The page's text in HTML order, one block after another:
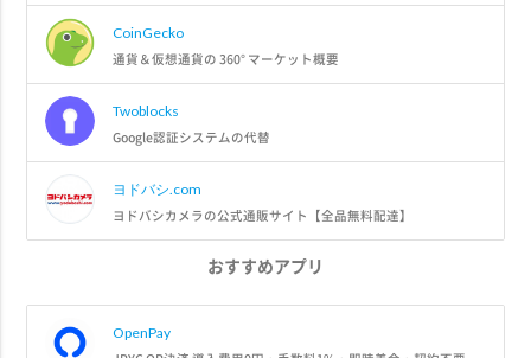
CoinGecko
通貨＆仮想通貨の 360° マーケット概要
Twoblocks
Google認証システムの代替
ヨドバシ.com
ヨドバシカメラの公式通販サイト【全品無料配達】
おすすめアプリ
OpenPay